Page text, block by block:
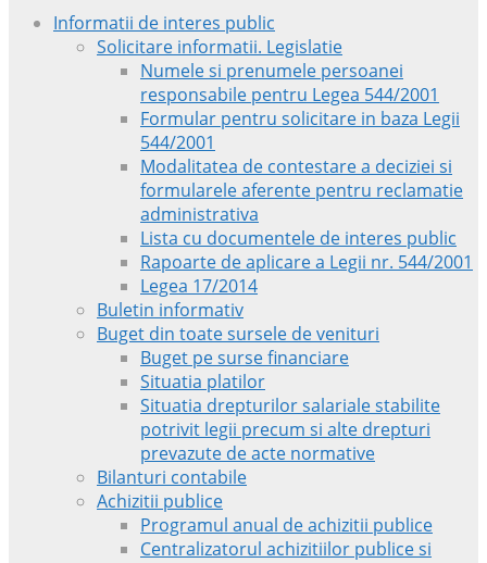
Informatii de interes public
Solicitare informatii. Legislatie
Numele si prenumele persoanei
responsabile pentru Legea 544/2001
Formular pentru solicitare in baza Legii
544/2001
Modalitatea de contestare a deciziei si
formularele aferente pentru reclamatie
administrativa
Lista cu documentele de interes public
Rapoarte de aplicare a Legii nr. 544/2001
Legea 17/2014
Buletin informativ
Buget din toate sursele de venituri
Buget pe surse financiare
Situatia platilor
Situatia drepturilor salariale stabilite
potrivit legii precum si alte drepturi
prevazute de acte normative
Bilanturi contabile
Achizitii publice
Programul anual de achizitii publice
Centralizatorul achizitiilor publice si